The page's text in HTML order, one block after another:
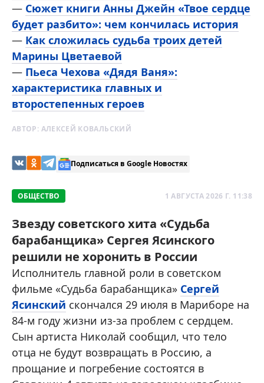
— Сюжет книги Анны Джейн «Твое сердце
будет разбито»: чем кончилась история
— Как сложилась судьба троих детей
Марины Цветаевой
— Пьеса Чехова «Дядя Ваня»:
характеристика главных и
второстепенных героев
АВТОР: АЛЕКСЕЙ КОВАЛЬСКИЙ
Подписаться в Google Новостях
ОБЩЕСТВО 1 АВГУСТА 2026 Г. 11:38
Звезду советского хита «Судьба
барабанщика» Сергея Ясинского
решили не хоронить в России
Исполнитель главной роли в советском
фильме «Судьба барабанщика» Сергей
Ясинский скончался 29 июля в Мариборе на
84-м году жизни из-за проблем с сердцем.
Сын артиста Николай сообщил, что тело
отца не будут возвращать в Россию, а
прощание и погребение состоятся в